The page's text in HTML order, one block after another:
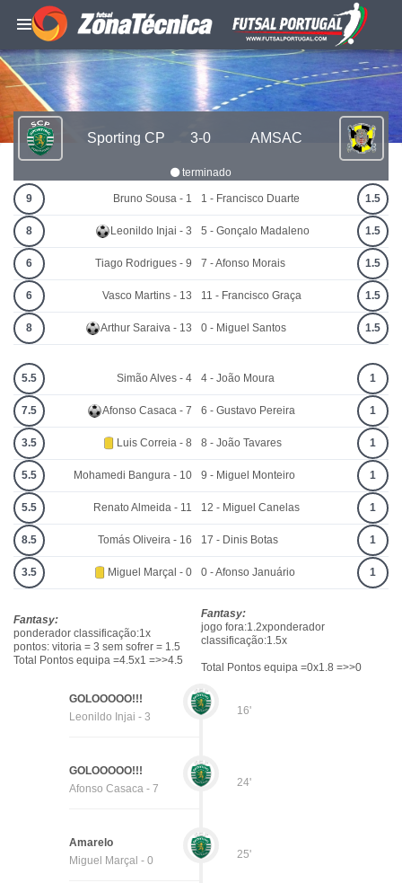
Sporting CP 3-0 AMSAC
terminado
9 Bruno Sousa - 1
8 Leonildo Injai - 3
6 Tiago Rodrigues - 9
6 Vasco Martins - 13
8 Arthur Saraiva - 13
1 - Francisco Duarte 1.5
5 - Gonçalo Madaleno 1.5
7 - Afonso Morais 1.5
11 - Francisco Graça 1.5
0 - Miguel Santos 1.5
5.5 Simão Alves - 4
7.5 Afonso Casaca - 7
3.5 Luis Correia - 8
5.5 Mohamedi Bangura - 10
5.5 Renato Almeida - 11
8.5 Tomás Oliveira - 16
3.5 Miguel Marçal - 0
4 - João Moura 1
6 - Gustavo Pereira 1
8 - João Tavares 1
9 - Miguel Monteiro 1
12 - Miguel Canelas 1
17 - Dinis Botas 1
0 - Afonso Januário 1
Fantasy:
ponderador classificação:1x
pontos: vitoria = 3 sem sofrer = 1.5
Total Pontos equipa =4.5x1 =>>4.5
Fantasy:
jogo fora:1.2xponderador
classificação:1.5x
Total Pontos equipa =0x1.8 =>>0
16'
GOLOOOOO!!!
Leonildo Injai - 3
24'
GOLOOOOO!!!
Afonso Casaca - 7
25'
Amarelo
Miguel Marçal - 0